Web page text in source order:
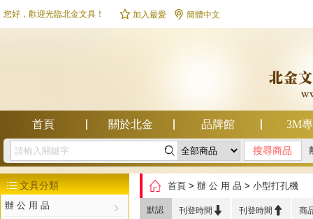
您好，歡迎光臨北金文具！  加入最愛  簡體中文
首頁 關於北金 品牌館 3M
幫助中心 
文具分類
辦 公 用 品
 首頁 > 辦 公 用 品 > 小型打孔機
默認 刊登時間  刊登時間  商